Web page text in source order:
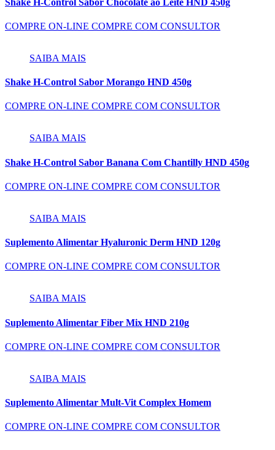
COMPRE ON-LINE COMPRE COM CONSULTOR
SAIBA MAIS
Shake H-Control Sabor Morango HND 450g
COMPRE ON-LINE COMPRE COM CONSULTOR
SAIBA MAIS
Shake H-Control Sabor Banana Com Chantilly HND 450g
COMPRE ON-LINE COMPRE COM CONSULTOR
SAIBA MAIS
Suplemento Alimentar Hyaluronic Derm HND 120g
COMPRE ON-LINE COMPRE COM CONSULTOR
SAIBA MAIS
Suplemento Alimentar Fiber Mix HND 210g
COMPRE ON-LINE COMPRE COM CONSULTOR
SAIBA MAIS
Suplemento Alimentar Mult-Vit Complex Homem
COMPRE ON-LINE COMPRE COM CONSULTOR